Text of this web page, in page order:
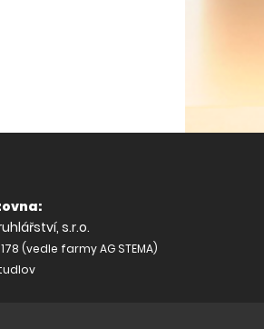
s.r.o.
(vedle farmy AG STEMA)